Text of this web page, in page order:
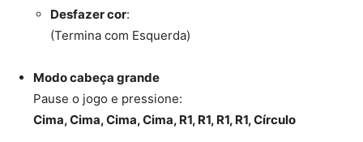
Desfazer cor:
(Termina com Esquerda)
Modo cabeça grande
Pause o jogo e pressione:
Cima, Cima, Cima, Cima, R1, R1, R1, R1, Círculo